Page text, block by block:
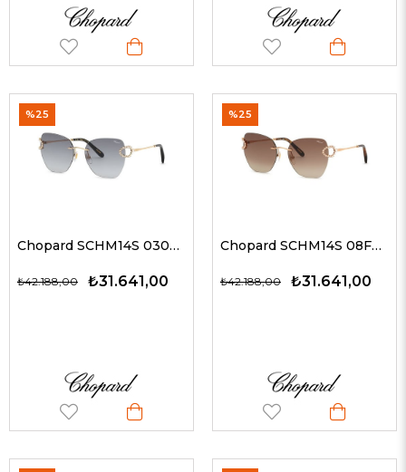
Chopard SCHM14S 0300 57 Kadın Güneş Gözlükleri
₺31.641,00
₺42.188,00
%25
Chopard SCHM14S 08FC 57 Kadın Güneş Gözlükleri
₺31.641,00
₺42.188,00
%25